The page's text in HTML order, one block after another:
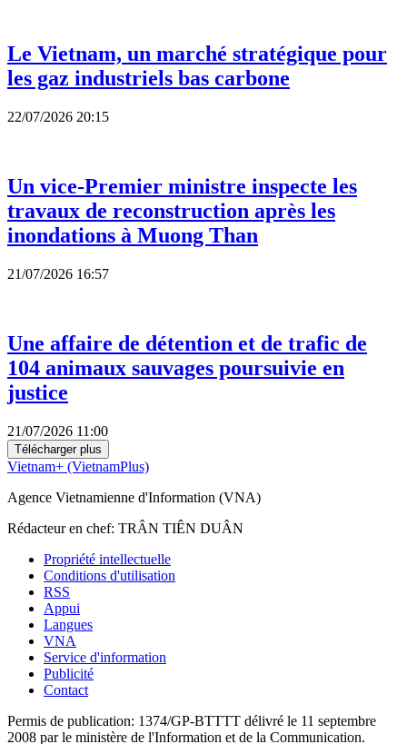
Le Vietnam, un marché stratégique pour
les gaz industriels bas carbone
22/07/2026 20:15
Un vice-Premier ministre inspecte les
travaux de reconstruction après les
inondations à Muong Than
21/07/2026 16:57
Une affaire de détention et de trafic de
104 animaux sauvages poursuivie en
justice
21/07/2026 11:00
Télécharger plus
Vietnam+ (VietnamPlus)
Agence Vietnamienne d'Information (VNA)
Rédacteur en chef: TRÂN TIÊN DUÂN
Propriété intellectuelle
Conditions d'utilisation
RSS
Appui
Langues
VNA
Service d'information
Publicité
Contact
Permis de publication: 1374/GP-BTTTT délivré le 11 septembre
2008 par le ministère de l'Information et de la Communication.